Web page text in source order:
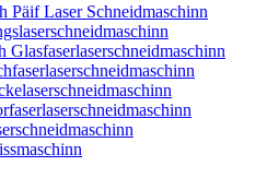
Päif Laser Schneidmaschinn
Glasfaserlaserschneidmaschinn